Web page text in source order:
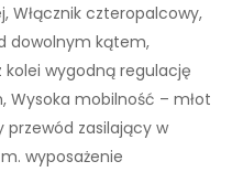
Włącznik czteropalcowy,
dowolnym kątem,
wygodną regulację
Wysoka mobilność – młot
przewód zasilający w
wyposażenie